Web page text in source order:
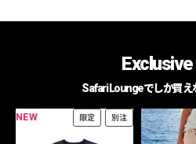
Safari Loungeでしか買え
NEW 限定 別注